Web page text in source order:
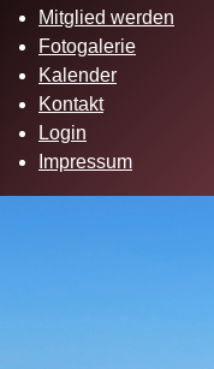
Mitglied werden
Fotogalerie
Kalender
Kontakt
Login
Impressum